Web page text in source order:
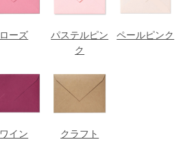
ローズ
パステルピン
ク
ペールピンク
ワイン クラフト